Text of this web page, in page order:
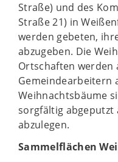
Straße) und des
Straße 21) in
werden gebeten,
abzugeben. Die
Ortschaften werden
Gemeindearbeitern
Weihnachtsbäume
sorgfältig abgeputzt
abzulegen.
Sammelflächen